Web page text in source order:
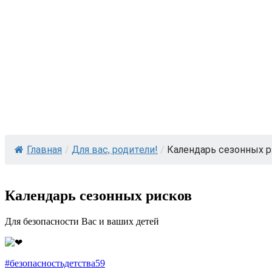
Главная / Для вас, родители! / Календарь сезонных
Календарь сезонных рисков
Для безопасности Вас и ваших детей
#безопасностьдетства59